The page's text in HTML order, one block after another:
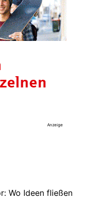
Anzeige
Wo Ideen fließen